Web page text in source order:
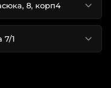
на
8, корп4
7/1